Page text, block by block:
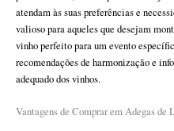
atendam às suas preferências e
valioso para aqueles que desejam
vinho perfeito para um evento
recomendações de harmonização e
adequado dos vinhos.
Vantagens de Comprar em Adegas de